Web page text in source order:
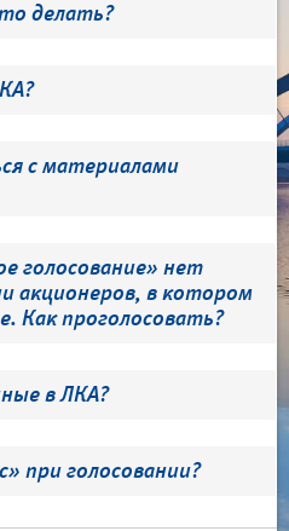
делать?
с материалами
голосование» нет
акционеров, в котором
Как проголосовать?
в ЛКА?
при голосовании?